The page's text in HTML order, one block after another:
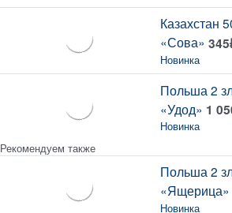
Казахстан
«Сова» 345
Новинка
Польша 2
«Удод» 1
Новинка
Рекомендуем также
Польша 2
«Ящерица»
Новинка